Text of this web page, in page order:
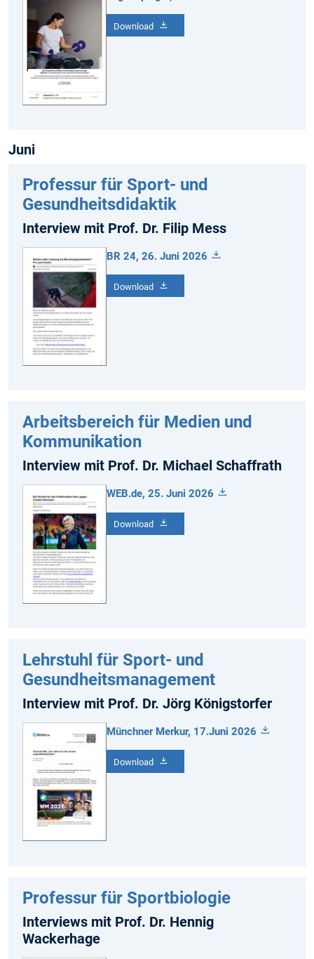
Download
Juni
Professur für Sport- und
Gesundheitsdidaktik
Interview mit Prof. Dr. Filip Mess
BR 24, 26. Juni 2026
Download
Arbeitsbereich für Medien und
Kommunikation
Interview mit Prof. Dr. Michael Schaffrath
WEB.de, 25. Juni 2026
Download
Lehrstuhl für Sport- und
Gesundheits­manage­ment
Interview mit Prof. Dr. Jörg Königstorfer
Münchner Merkur, 17.Juni 2026
Download
Professur für Sportbiologie
Interviews mit Prof. Dr. Hennig
Wackerhage